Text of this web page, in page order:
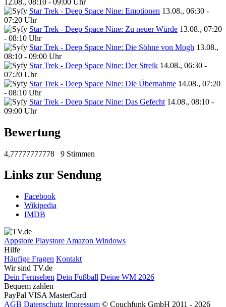
Star Trek - Deep Space Nine: Emotionen 13.08., 06:30 -
07:20 Uhr
Star Trek - Deep Space Nine: Zu neuer Würde 13.08., 07:20
- 08:10 Uhr
Star Trek - Deep Space Nine: Die Söhne von Mogh 13.08.,
08:10 - 09:00 Uhr
Star Trek - Deep Space Nine: Der Streik 14.08., 06:30 -
07:20 Uhr
Star Trek - Deep Space Nine: Die Übernahme 14.08., 07:20
- 08:10 Uhr
Star Trek - Deep Space Nine: Das Gefecht 14.08., 08:10 -
09:00 Uhr
Bewertung
4,77777777778 9 Stimmen
Links zur Sendung
Facebook
Wikipedia
IMDB
Appstore Playstore Amazon Windows
Hilfe
Häufige Fragen Kontakt
Wir sind TV.de
Dein Fernsehen Dein Fußball Deine WM 2026
Bequem zahlen
PayPal VISA MasterCard
AGB Datenschutz Impressum © Couchfunk GmbH 2011 - 2026